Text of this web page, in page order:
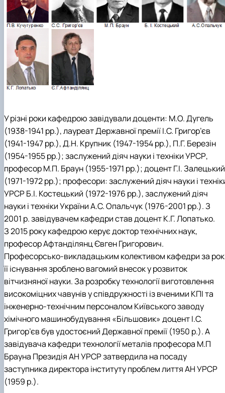
construction
Екологічні будівельні матеріали та
конструкції
У різні роки кафедрою завідували доценти: М.О. Дугель
(1938-1941 рр.), лауреат Державної премії І.С. Григор’єв
(1941-1947 рр.), Д.Н. Крупник (1947-1954 рр.), П.Г. Березін
(1954-1955 рр.); заслужений діяч науки і техніки УРСР,
професор М.П. Браун (1955-1971 рр.); доцент Г.І. Залецький
(1971-1972 рр.); професори: заслужений діяч науки і
УРСР Б.І. Костецький (1972-1976 рр.), заслужений діяч
науки і техніки України А.С. Опальчук (1976-2001 рр.). З
2001 р. завідувачем кафедри став доцент К.Г. Лопатько.
З 2015 року кафедрою керує доктор технічних наук,
професор Афтанділянц Євген Григорович.
Професорсько-викладацьким колективом кафедри за
її існування зроблено вагомий внесок у розвиток
вітчизняної науки. За розробку технології виготовлення
високоміцних чавунів у співдружності із вченими КПІ та
інженерно-технічним персоналом Київського заводу
хімічного машинобудування «Більшовик» доцент І.С.
Григор’єв був удостоєний Державної премії (1950 р.). А
завідувача кафедри технології металів професора М.П
Брауна Президія АН УРСР затвердила на посаду
заступника директора інституту проблем лиття АН УРСР
(1959 р.).